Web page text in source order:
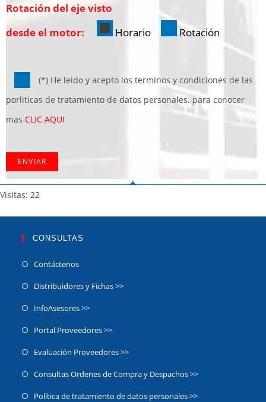
Rotación del eje visto
desde el motor:
Horario Rotación
(*) He leido y acepto los terminos y condiciones de las
porliticas de tratamiento de datos personales. para conocer
mas CLIC AQUI
Visitas: 22
CONSULTAS
Contáctenos
Distribuidores y Fichas >>
InfoAsesores >>
Portal Proveedores >>
Evaluación Proveedores >>
Consultas Ordenes de Compra y Despachos >>
Política de tratamiento de datos personales >>